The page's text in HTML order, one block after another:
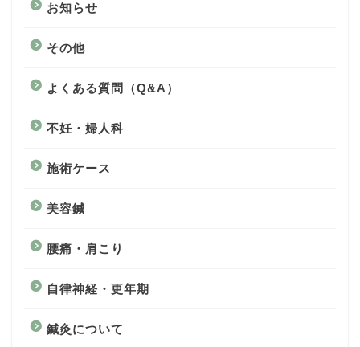
お知らせ
その他
よくある質問（Q&A）
不妊・婦人科
施術ケース
美容鍼
腰痛・肩こり
自律神経・更年期
鍼灸について